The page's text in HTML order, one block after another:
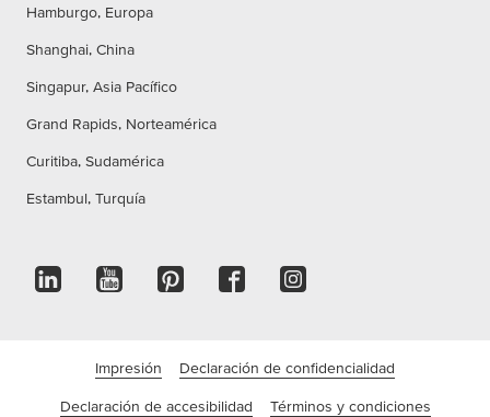
Hamburgo, Europa
Shanghai, China
Singapur, Asia Pacífico
Grand Rapids, Norteamérica
Curitiba, Sudamérica
Estambul, Turquía
Impresión Declaración de confidencialidad
Declaración de accesibilidad Términos y condiciones